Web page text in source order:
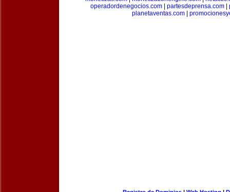
operadordenegocios.com
partesdeprensa.com
planetaventas.com